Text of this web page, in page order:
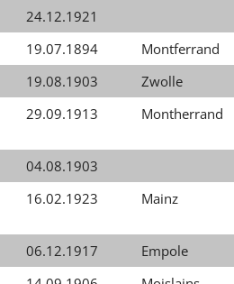
24.12.1921
19.07.1894
Montferrand
19.08.1903
Zwolle
29.09.1913 Montherrand
04.08.1903
16.02.1923 Mainz
06.12.1917
Empole